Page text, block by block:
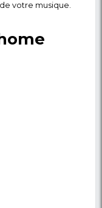
un
à
grâce au home
woofer offre une
direct USB
HTS
sonore composé